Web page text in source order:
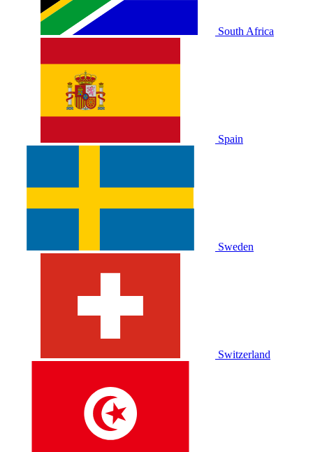
South Africa
Spain
Sweden
Switzerland